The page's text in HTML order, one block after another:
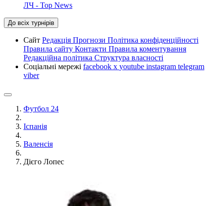
ЛЧ - Top News
До всіх турнірів
Сайт Редакція Прогнози Політика конфіденційності
Правила сайту Контакти Правила коментування
Редакційна політика Структура власності
Соціальні мережі facebook x youtube instagram telegram
viber
Футбол 24
Іспанія
Валенсія
Дієго Лопес